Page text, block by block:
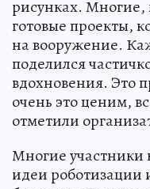
рисунках. Многие,
готовые проекты,
на вооружение.
поделился
вдохновения. Это
очень это ценим,
отметили
Многие участники
идеи роботизации